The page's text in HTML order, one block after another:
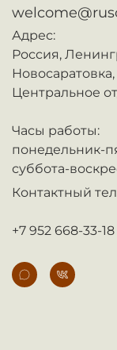
Адрес:
Россия,
Новосаратовка,
Центральное
Часы работы:
понедельник-
суббота-
Контактный
+7 952 668-33-18